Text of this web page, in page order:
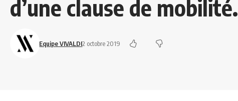
d’une clause de mobilité.
Equipe VIVALDI2 octobre 2019